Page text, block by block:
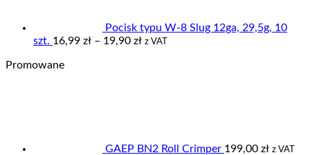
Pocisk typu W-8 Slug 12ga, 29,5g, 10
szt. 16,99 zł – 19,90 złZakres
z VAT
Promowane
GAEP BN2 Roll Crimper 199,00 zł z VAT